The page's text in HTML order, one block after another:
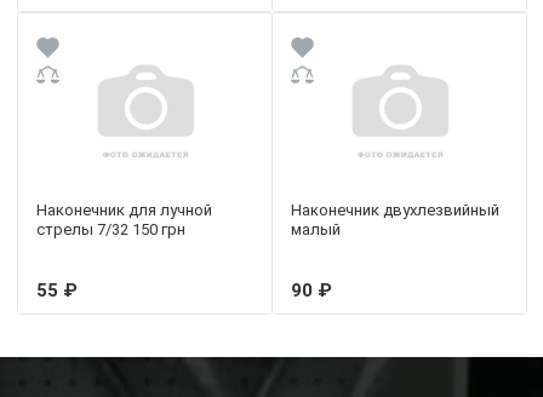
Наконечник для лучной
стрелы 7/32 150 грн
55 ₽
Наконечник двухлезвийный
малый
90 ₽